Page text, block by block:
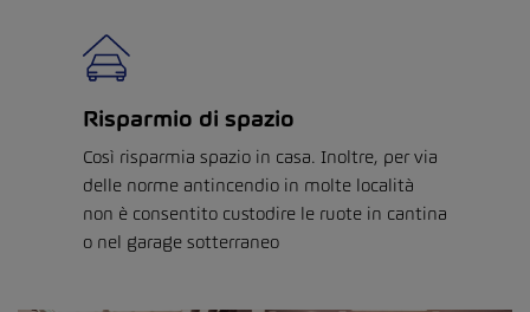
Risparmio di spazio
Così risparmia spazio in casa. Inoltre, per via
delle norme antincendio in molte località
non è consentito custodire le ruote in cantina
o nel garage sotterraneo